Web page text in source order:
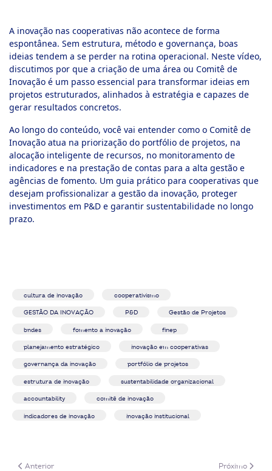
A inovação nas cooperativas não acontece de forma
espontânea. Sem estrutura, método e governança, boas
ideias tendem a se perder na rotina operacional. Neste vídeo,
discutimos por que a criação de uma área ou Comitê de
Inovação é um passo essencial para transformar ideias em
projetos estruturados, alinhados à estratégia e capazes de
gerar resultados concretos.
Ao longo do conteúdo, você vai entender como o Comitê de
Inovação atua na priorização do portfólio de projetos, na
alocação inteligente de recursos, no monitoramento de
indicadores e na prestação de contas para a alta gestão e
agências de fomento. Um guia prático para cooperativas que
desejam profissionalizar a gestão da inovação, proteger
investimentos em P&D e garantir sustentabilidade no longo
prazo.
cultura de inovação cooperativismo
GESTÃO DA INOVAÇÃO P&D Gestão de Projetos
bndes fomento a inovação finep
planejamento estratégico inovação em cooperativas
governança da inovação portfólio de projetos
estrutura de inovação sustentabilidade organizacional
accountability comitê de inovação
indicadores de inovação inovação institucional
Artigo anterior: Como mapear os desafios de inovação da minha
Anterior Próximo
Próximo